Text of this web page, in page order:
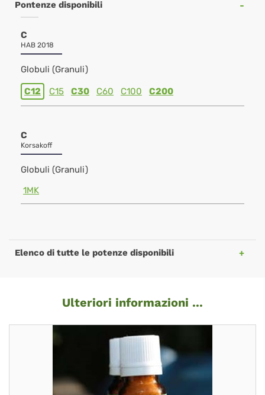
Pontenze disponibili
C
HAB 2018
Globuli (Granuli)
C12 C15 C30 C60 C100 C200
C
Korsakoff
Globuli (Granuli)
1MK
Elenco di tutte le potenze disponibili
Ulteriori informazioni ...